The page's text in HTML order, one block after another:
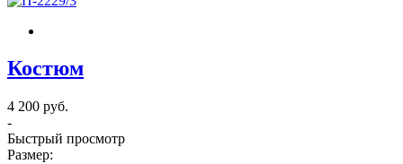
Костюм
4 200 руб.
-
Быстрый просмотр
Размер: